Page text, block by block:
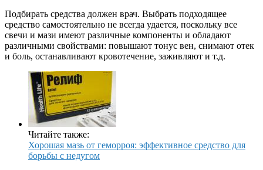
Подбирать средства должен врач. Выбрать подходящее
средство самостоятельно не всегда удается, поскольку все
свечи и мази имеют различные компоненты и обладают
различными свойствами: повышают тонус вен, снимают отек
и боль, останавливают кровотечение, заживляют и т.д.
Читайте также:
Хорошая мазь от геморроя: эффективное средство для
борьбы с недугом